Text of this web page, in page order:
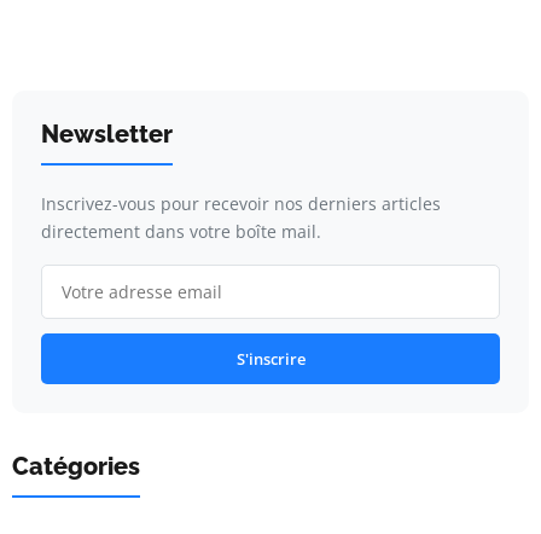
Newsletter
Inscrivez-vous pour recevoir nos derniers articles
directement dans votre boîte mail.
S'inscrire
Catégories